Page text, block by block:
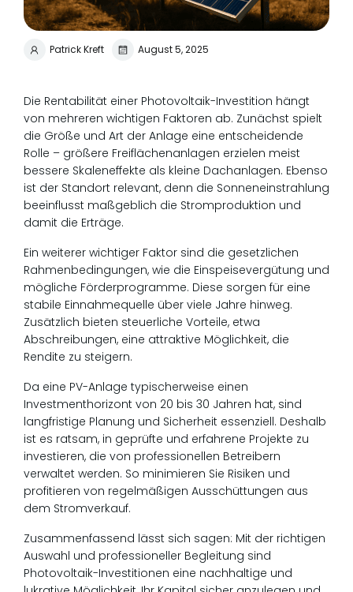
Patrick Kreft August 5, 2025
Die Rentabilität einer Photovoltaik-Investition hängt
von mehreren wichtigen Faktoren ab. Zunächst spielt
die Größe und Art der Anlage eine entscheidende
Rolle – größere Freiflächenanlagen erzielen meist
bessere Skaleneffekte als kleine Dachanlagen. Ebenso
ist der Standort relevant, denn die Sonneneinstrahlung
beeinflusst maßgeblich die Stromproduktion und
damit die Erträge.
Ein weiterer wichtiger Faktor sind die gesetzlichen
Rahmenbedingungen, wie die Einspeisevergütung und
mögliche Förderprogramme. Diese sorgen für eine
stabile Einnahmequelle über viele Jahre hinweg.
Zusätzlich bieten steuerliche Vorteile, etwa
Abschreibungen, eine attraktive Möglichkeit, die
Rendite zu steigern.
Da eine PV-Anlage typischerweise einen
Investmenthorizont von 20 bis 30 Jahren hat, sind
langfristige Planung und Sicherheit essenziell. Deshalb
ist es ratsam, in geprüfte und erfahrene Projekte zu
investieren, die von professionellen Betreibern
verwaltet werden. So minimieren Sie Risiken und
profitieren von regelmäßigen Ausschüttungen aus
dem Stromverkauf.
Zusammenfassend lässt sich sagen: Mit der richtigen
Auswahl und professioneller Begleitung sind
Photovoltaik-Investitionen eine nachhaltige und